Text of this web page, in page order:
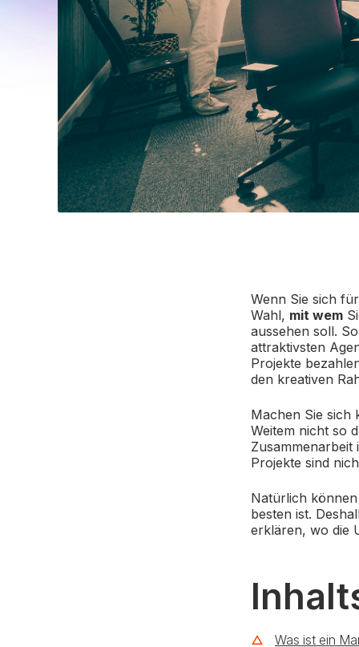
Wenn Sie sich
Wahl, mit wem
aussehen soll.
attraktivsten
Projekte
den kreativen
Machen Sie sich
Weitem nicht so
Zusammenarbeit
Projekte sind
Natürlich
besten ist.
erklären, wo die
Was ist ein